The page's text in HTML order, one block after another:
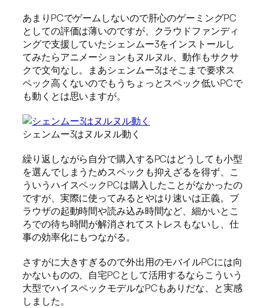
あまりPCでゲームしないので肝心のゲーミングPC
としての評価は薄いのですが、クラウドファンディ
ングで支援していたシェンムー3をインストールし
てみたらアニメーションもヌルヌル、動作もサクサ
クで文句なし。まあシェンムー3はそこまで要求ス
ペック高くないのでもうちょっとスペック低いPCで
も動くとは思いますが。
シェンムー3はヌルヌル動く
繰り返しながら自分で購入するPCはどうしても小型
を選んでしまうためスペックも抑えざるを得ず、こ
ういうハイスペックPCは購入したことがなかったの
ですが、実際に使ってみるとやはり速いは正義。ブ
ラウザの起動時間や読み込み時間など、細かいとこ
ろでの待ち時間が解消されてストレスもないし、仕
事の効率化にもつながる。
さすがに大きすぎるので外出用のモバイルPCには向
かないものの、自宅PCとして活用するならこういう
大型でハイスペックモデルなPCもありだな、と実感
しました。